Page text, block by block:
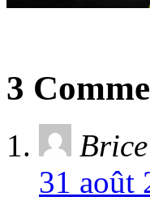
3
31 août